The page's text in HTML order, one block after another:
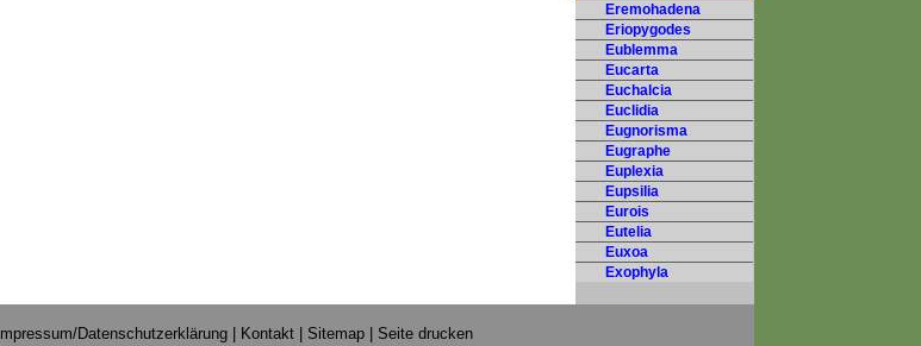
Eremohadena
Eriopygodes
Eublemma
Eucarta
Euchalcia
Euclidia
Eugnorisma
Eugraphe
Euplexia
Eupsilia
Eurois
Eutelia
Euxoa
Exophyla
Impressum/Datenschutzerklärung Kontakt Sitemap Seite drucken